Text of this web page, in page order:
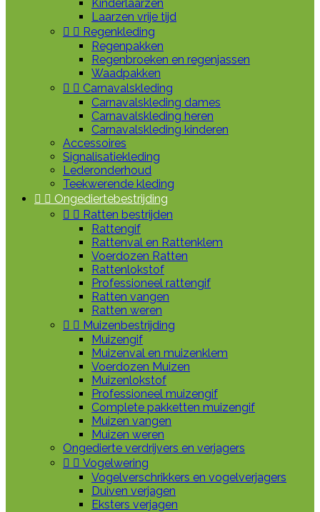
Kinderlaarzen
Laarzen vrije tijd
  Regenkleding
Regenpakken
Regenbroeken en regenjassen
Waadpakken
  Carnavalskleding
Carnavalskleding dames
Carnavalskleding heren
Carnavalskleding kinderen
Accessoires
Signalisatiekleding
Lederonderhoud
Teekwerende kleding
  Ongediertebestrijding
  Ratten bestrijden
Rattengif
Rattenval en Rattenklem
Voerdozen Ratten
Rattenlokstof
Professioneel rattengif
Ratten vangen
Ratten weren
  Muizenbestrijding
Muizengif
Muizenval en muizenklem
Voerdozen Muizen
Muizenlokstof
Professioneel muizengif
Complete pakketten muizengif
Muizen vangen
Muizen weren
Ongedierte verdrijvers en verjagers
  Vogelwering
Vogelverschrikkers en vogelverjagers
Duiven verjagen
Eksters verjagen